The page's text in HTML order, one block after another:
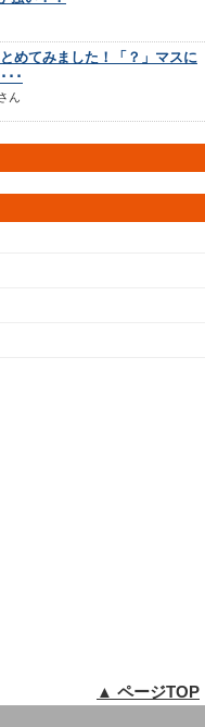
めてみました！「？」マスに
･･
ん
▲ ページTOP